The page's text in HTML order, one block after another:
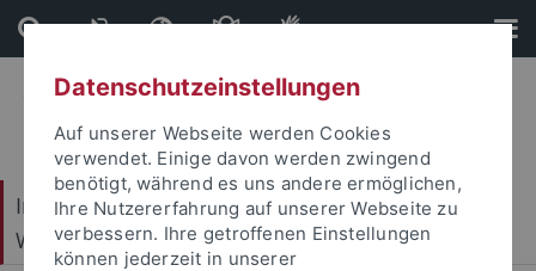
Direkt
zum
Inhalt
Direkt
zur
Fußleiste
Internationales Zentrum für Ethik in den
Wissenschaften (IZEW)
Datenschutzeinstellungen
Auf unserer Webseite werden Cookies
verwendet. Einige davon werden zwingend
benötigt, während es uns andere ermöglichen,
Ihre Nutzererfahrung auf unserer Webseite zu
verbessern. Ihre getroffenen Einstellungen
können jederzeit in unserer